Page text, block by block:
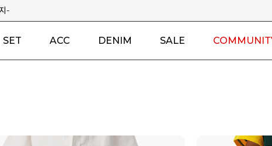
-
SET ACC DENIM SALE